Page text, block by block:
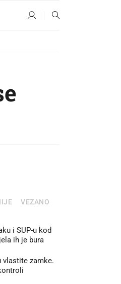
VEZANO
i SUP-u kod
ih je bura
vlastite zamke.